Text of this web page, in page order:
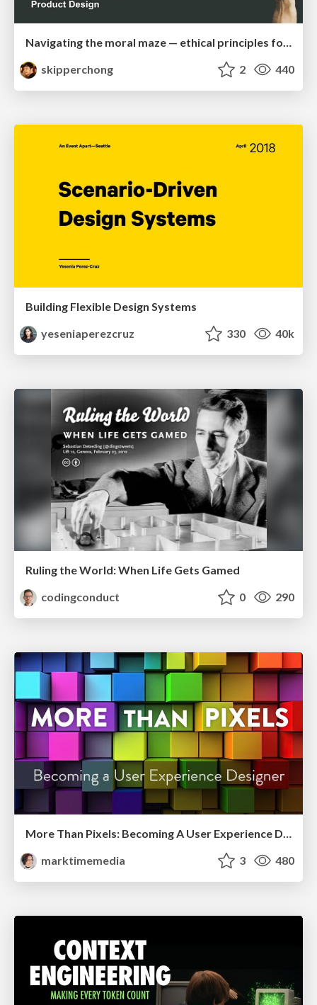
Navigating the moral maze — ethical principles for Al-driven product design
skipperchong
2 440
Building Flexible Design Systems
yeseniaperezcruz
330 40k
Ruling the World: When Life Gets Gamed
codingconduct
0 290
More Than Pixels: Becoming A User Experience Designer
marktimemedia
3 480